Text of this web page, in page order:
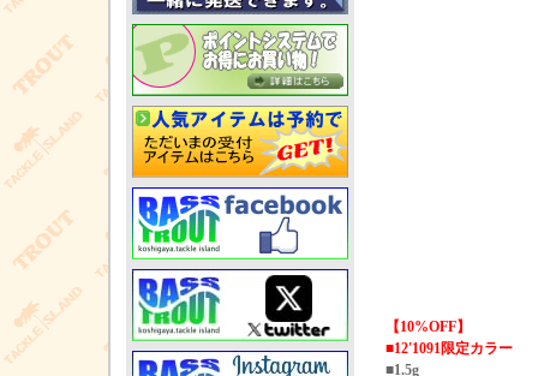
【10%OFF】
■12'1091限定カラー
■1.5g